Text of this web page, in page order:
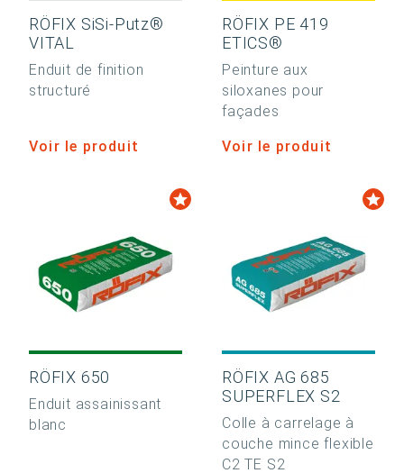
RÖFIX SiSi-Putz®
VITAL
Enduit de finition
structuré
Voir le produit
RÖFIX PE 419
ETICS®
Peinture aux
siloxanes pour
façades
Voir le produit
RÖFIX 650
Enduit assainissant
blanc
RÖFIX AG 685
SUPERFLEX S2
Colle à carrelage à
couche mince flexible
C2 TE S2